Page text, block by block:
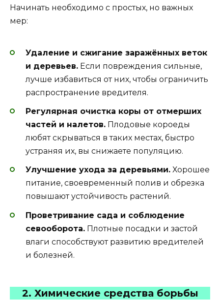
Начинать необходимо с простых, но важных
мер:
Удаление и сжигание заражённых веток
и деревьев. Если повреждения сильные,
лучше избавиться от них, чтобы ограничить
распространение вредителя.
Регулярная очистка коры от отмерших
частей и налетов. Плодовые короеды
любят скрываться в таких местах, быстро
устраняя их, вы снижаете популяцию.
Улучшение ухода за деревьями. Хорошее
питание, своевременный полив и обрезка
повышают устойчивость растений.
Проветривание сада и соблюдение
севооборота. Плотные посадки и застой
влаги способствуют развитию вредителей
и болезней.
2. Химические средства борьбы